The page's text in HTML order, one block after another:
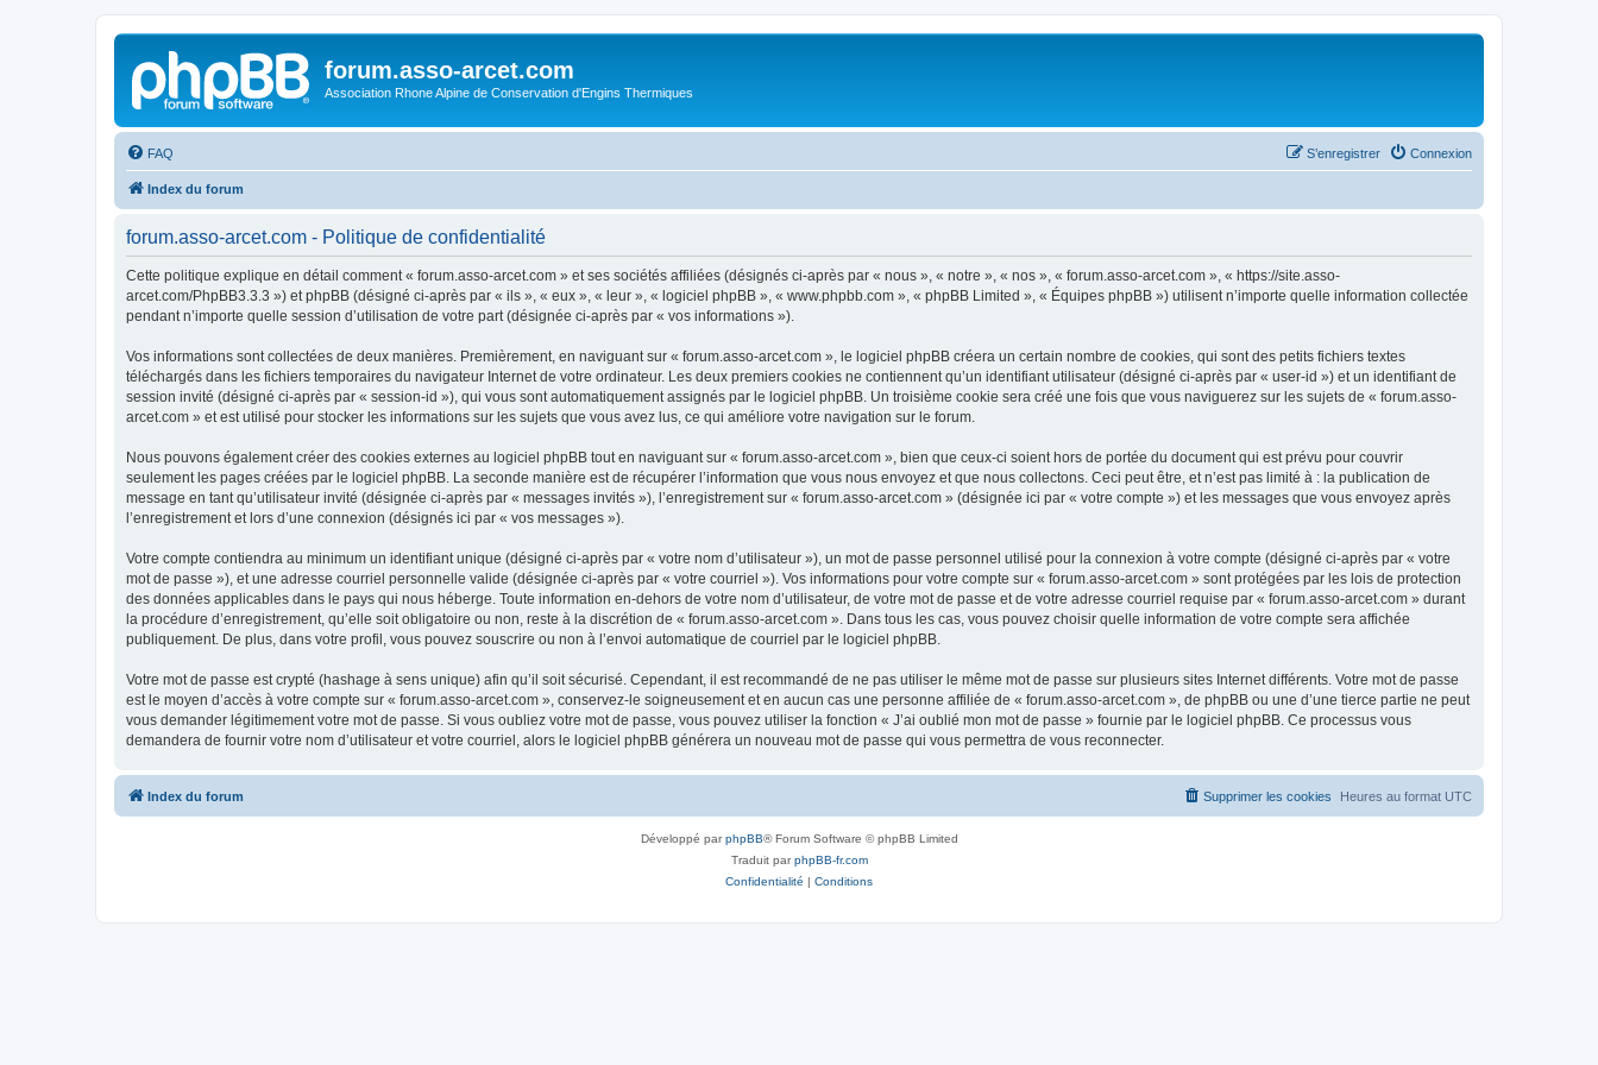
forum.asso-arcet.com
Association Rhone Alpine de Conservation d'Engins Thermiques
FAQ Connexion
S’enregistrer
Index du forum
forum.asso-arcet.com - Politique de confidentialité
Cette politique explique en détail comment « forum.asso-arcet.com » et ses sociétés affiliées (désignés ci-après par « nous », « notre », « nos », « forum.asso-arcet.com », « https://site.asso-
arcet.com/PhpBB3.3.3 ») et phpBB (désigné ci-après par « ils », « eux », « leur », « logiciel phpBB », « www.phpbb.com », « phpBB Limited », « Équipes phpBB ») utilisent n’importe quelle information collectée
pendant n’importe quelle session d’utilisation de votre part (désignée ci-après par « vos informations »).
Vos informations sont collectées de deux manières. Premièrement, en naviguant sur « forum.asso-arcet.com », le logiciel phpBB créera un certain nombre de cookies, qui sont des petits fichiers textes
téléchargés dans les fichiers temporaires du navigateur Internet de votre ordinateur. Les deux premiers cookies ne contiennent qu’un identifiant utilisateur (désigné ci-après par « user-id ») et un identifiant de
session invité (désigné ci-après par « session-id »), qui vous sont automatiquement assignés par le logiciel phpBB. Un troisième cookie sera créé une fois que vous naviguerez sur les sujets de « forum.asso-
arcet.com » et est utilisé pour stocker les informations sur les sujets que vous avez lus, ce qui améliore votre navigation sur le forum.
Nous pouvons également créer des cookies externes au logiciel phpBB tout en naviguant sur « forum.asso-arcet.com », bien que ceux-ci soient hors de portée du document qui est prévu pour couvrir
seulement les pages créées par le logiciel phpBB. La seconde manière est de récupérer l’information que vous nous envoyez et que nous collectons. Ceci peut être, et n’est pas limité à : la publication de
message en tant qu’utilisateur invité (désignée ci-après par « messages invités »), l’enregistrement sur « forum.asso-arcet.com » (désignée ici par « votre compte ») et les messages que vous envoyez après
l’enregistrement et lors d’une connexion (désignés ici par « vos messages »).
Votre compte contiendra au minimum un identifiant unique (désigné ci-après par « votre nom d’utilisateur »), un mot de passe personnel utilisé pour la connexion à votre compte (désigné ci-après par « votre
mot de passe »), et une adresse courriel personnelle valide (désignée ci-après par « votre courriel »). Vos informations pour votre compte sur « forum.asso-arcet.com » sont protégées par les lois de protection
des données applicables dans le pays qui nous héberge. Toute information en-dehors de votre nom d’utilisateur, de votre mot de passe et de votre adresse courriel requise par « forum.asso-arcet.com » durant
la procédure d’enregistrement, qu’elle soit obligatoire ou non, reste à la discrétion de « forum.asso-arcet.com ». Dans tous les cas, vous pouvez choisir quelle information de votre compte sera affichée
publiquement. De plus, dans votre profil, vous pouvez souscrire ou non à l’envoi automatique de courriel par le logiciel phpBB.
Votre mot de passe est crypté (hashage à sens unique) afin qu’il soit sécurisé. Cependant, il est recommandé de ne pas utiliser le même mot de passe sur plusieurs sites Internet différents. Votre mot de passe
est le moyen d’accès à votre compte sur « forum.asso-arcet.com », conservez-le soigneusement et en aucun cas une personne affiliée de « forum.asso-arcet.com », de phpBB ou une d’une tierce partie ne peut
vous demander légitimement votre mot de passe. Si vous oubliez votre mot de passe, vous pouvez utiliser la fonction « J’ai oublié mon mot de passe » fournie par le logiciel phpBB. Ce processus vous
demandera de fournir votre nom d’utilisateur et votre courriel, alors le logiciel phpBB générera un nouveau mot de passe qui vous permettra de vous reconnecter.
Index du forum Heures au format UTC
Supprimer les cookies
Développé parphpBB® Forum Software © phpBB Limited
Traduit parphpBB-fr.com
Confidentialité | Conditions